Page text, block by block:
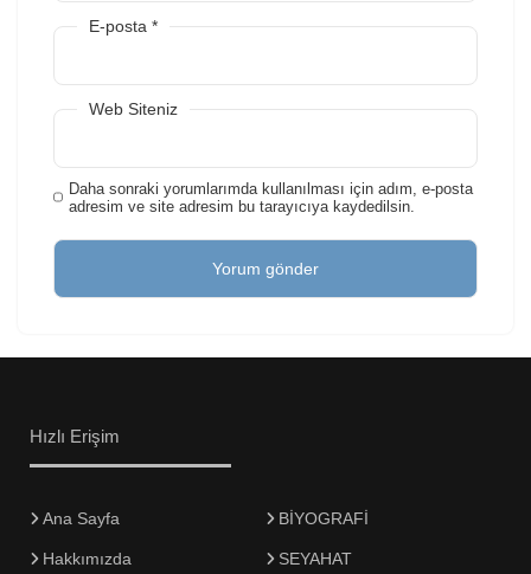
E-posta *
Web Siteniz
Daha sonraki yorumlarımda kullanılması için adım, e-posta
adresim ve site adresim bu tarayıcıya kaydedilsin.
Hızlı Erişim
Ana Sayfa
Hakkımızda
BİYOGRAFİ
SEYAHAT